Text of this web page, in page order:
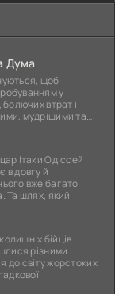
Дума
щоб
у
втрат і
мудрішими та
Ітаки Одіссей
в довгу й
вже багато
Та шлях, який
бійців
різними
до світу жорстоких